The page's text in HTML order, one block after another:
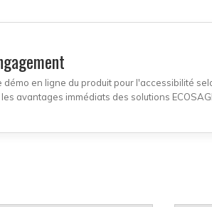
en ligne du produit pour l'accessibilité
avantages immédiats des solutions